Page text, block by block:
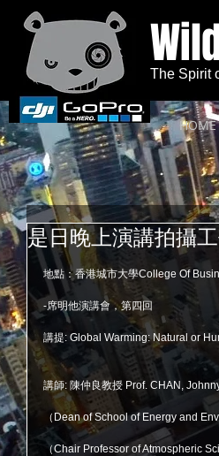
HOME
The Spirit
是日晚上演講拍攝工
地點：香港城市大學College Of
-席明他演講會，第四回
講提: Global Warming: Natural or
講師: 陳仲良教授 Prof. CHAN,
（Dean of School of Energy and
（Chair Professor of Atmospheric